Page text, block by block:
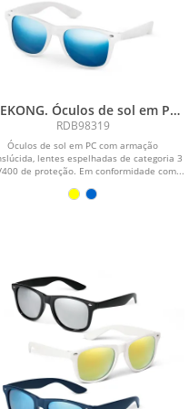
Óculos de sol em PC
com armação translúcida
RDB98319
Óculos de sol em PC com armação
lentes espelhadas de categoria 3
de proteção. Em conformidade com...